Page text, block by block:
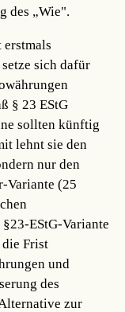
des „Wie".
sich dafür
§ 23 EStG
sollten künftig
lehnt sie den
nur den
Variante (25
EStG-Variante
Frist
und
des
zur